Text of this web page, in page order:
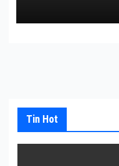
Tin Hot